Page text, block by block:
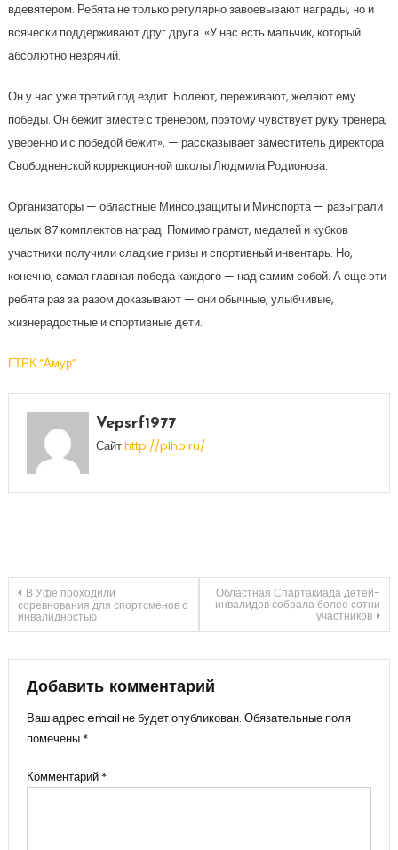
вдевятером. Ребята не только регулярно завоевывают награды, но и
всячески поддерживают друг друга. «У нас есть мальчик, который
абсолютно незрячий.
Он у нас уже третий год ездит. Болеют, переживают, желают ему
победы. Он бежит вместе с тренером, поэтому чувствует руку тренера,
уверенно и с победой бежит», — рассказывает заместитель директора
Свободненской коррекционной школы Людмила Родионова.
Организаторы — областные Минсоцзащиты и Минспорта — разыграли
целых 87 комплектов наград. Помимо грамот, медалей и кубков
участники получили сладкие призы и спортивный инвентарь. Но,
конечно, самая главная победа каждого — над самим собой. А еще эти
ребята раз за разом доказывают — они обычные, улыбчивые,
жизнерадостные и спортивные дети.
ГТРК “Амур”
Vepsrf1977
Сайтhttp://plho.ru/
Навигация
по
записям
В Уфе проходили
соревнования для спортсменов с
инвалидностью
Областная Спартакиада детей-
инвалидов собрала более сотни
участников
Добавить комментарий
Ваш адрес email не будет опубликован. Обязательные поля
помечены *
Комментарий *